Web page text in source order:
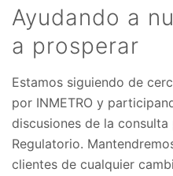
Ayudando a
a prosperar
Estamos siguiendo de
por INMETRO y
discusiones de la
Regulatorio.
clientes de cualquier